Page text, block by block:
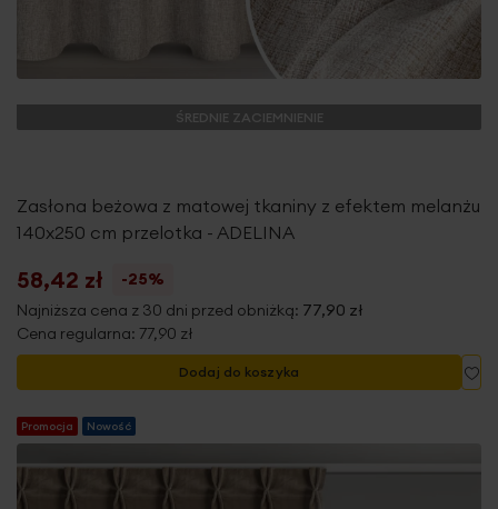
ŚREDNIE ZACIEMNIENIE
Zasłona beżowa z matowej tkaniny z efektem melanżu
140x250 cm przelotka - ADELINA
58,42 zł
-25%
Najniższa cena z 30 dni przed obniżką: 77,90 zł
Cena regularna: 77,90 zł
Dodaj do koszyka
Promocja Nowość